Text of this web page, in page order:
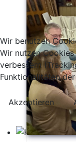
Wir benutzen
Wir nutzen
verbessern
Funktionalitäten
Akzeptieren